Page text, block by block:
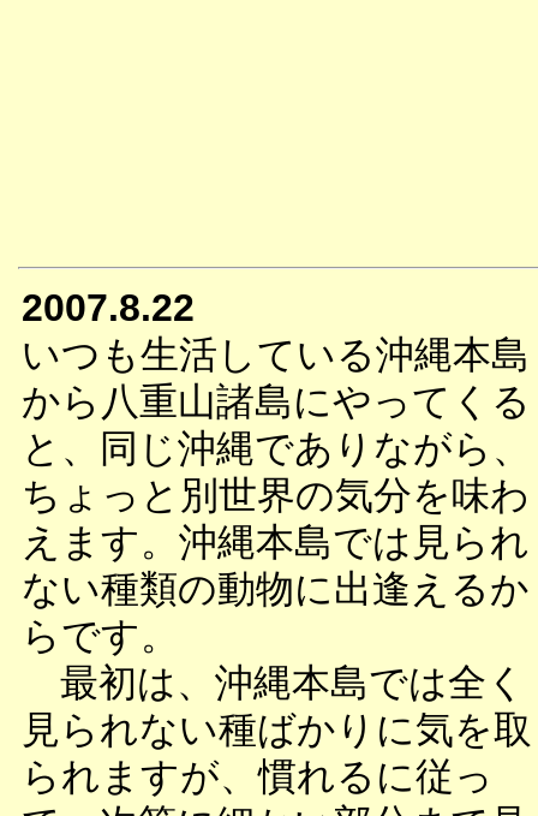
2007.8.22
いつも生活している沖縄本島
から八重山諸島にやってくる
と、同じ沖縄でありながら、
ちょっと別世界の気分を味わ
えます。沖縄本島では見られ
ない種類の動物に出逢えるか
らです。
最初は、沖縄本島では全く
見られない種ばかりに気を取
られますが、慣れるに従っ